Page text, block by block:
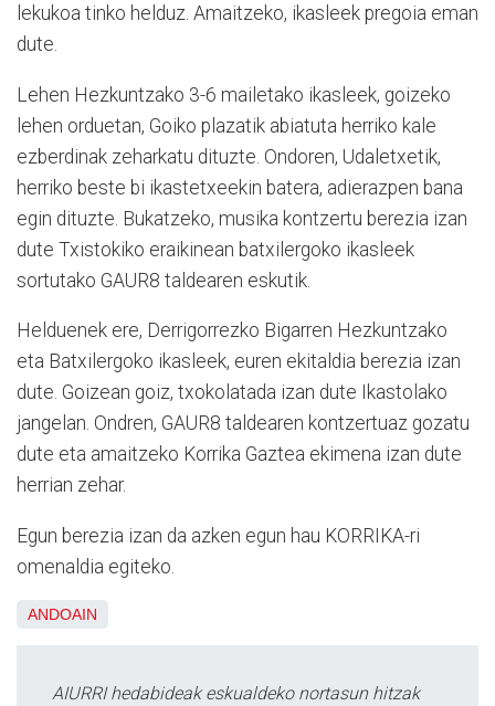
lekukoa tinko helduz. Amaitzeko, ikasleek pregoia eman
dute.
Lehen Hezkuntzako 3-6 mailetako ikasleek, goizeko
lehen orduetan, Goiko plazatik abiatuta herriko kale
ezberdinak zeharkatu dituzte. Ondoren, Udaletxetik,
herriko beste bi ikastetxeekin batera, adierazpen bana
egin dituzte. Bukatzeko, musika kontzertu berezia izan
dute Txistokiko eraikinean batxilergoko ikasleek
sortutako GAUR8 taldearen eskutik.
Helduenek ere, Derrigorrezko Bigarren Hezkuntzako
eta Batxilergoko ikasleek, euren ekitaldia berezia izan
dute. Goizean goiz, txokolatada izan dute Ikastolako
jangelan. Ondren, GAUR8 taldearen kontzertuaz gozatu
dute eta amaitzeko Korrika Gaztea ekimena izan dute
herrian zehar.
Egun berezia izan da azken egun hau KORRIKA-ri
omenaldia egiteko.
ANDOAIN
AIURRI hedabideak eskualdeko nortasun hitzak